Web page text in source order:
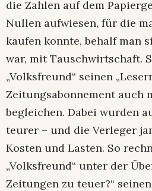
die Zahlen auf dem
Nullen aufwiesen, für die
kaufen konnte, behalf man
war, mit Tauschwirtschaft.
„Volksfreund“ seinen
Zeitungsabonnement auch
begleichen. Dabei wurden
teurer – und die Verleger
Kosten und Lasten. So
„Volksfreund“ unter der
Zeitungen zu teuer?“